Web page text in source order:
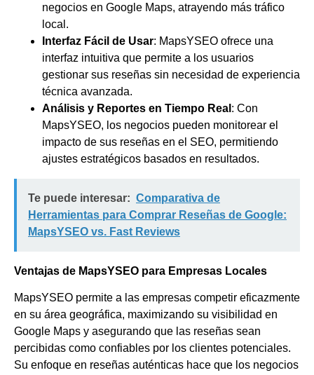
negocios en Google Maps, atrayendo más tráfico
local.
Interfaz Fácil de Usar: MapsYSEO ofrece una
interfaz intuitiva que permite a los usuarios
gestionar sus reseñas sin necesidad de experiencia
técnica avanzada.
Análisis y Reportes en Tiempo Real : Con
MapsYSEO, los negocios pueden monitorear el
impacto de sus reseñas en el SEO, permitiendo
ajustes estratégicos basados en resultados.
Te puede interesar: Comparativa de
Herramientas para Comprar Reseñas de Google:
MapsYSEO vs. Fast Reviews
Ventajas de MapsYSEO para Empresas Locales
MapsYSEO permite a las empresas competir eficazmente
en su área geográfica, maximizando su visibilidad en
Google Maps y asegurando que las reseñas sean
percibidas como confiables por los clientes potenciales.
Su enfoque en reseñas auténticas hace que los negocios